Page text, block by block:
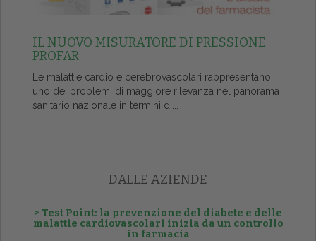
IL NUOVO MISURATORE DI PRESSIONE
PROFAR
Le malattie cardio e cerebrovascolari rappresentano
uno dei problemi di maggiore rilevanza nel panorama
sanitario nazionale in termini di...
DALLE AZIENDE
> Test Point: la prevenzione del diabete e delle
malattie cardiovascolari inizia da un controllo
in farmacia